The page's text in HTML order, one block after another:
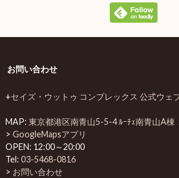
お問い合わせ
+セイズ・ウットゥ コンプレックス 公式ウェ
MAP: 東京都港区南青山5-5-4 ﾙｰﾁｪ南青山A棟
> GoogleMapsアプリ
OPEN: 12:00～20:00
Tel: 03-5468-0816
> お問い合わせ